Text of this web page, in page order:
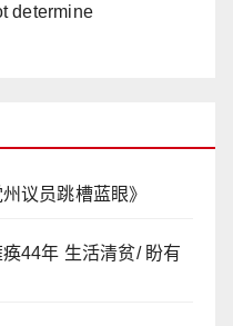
determine
议员跳槽蓝眼》
44年 生活清贫/ 盼有